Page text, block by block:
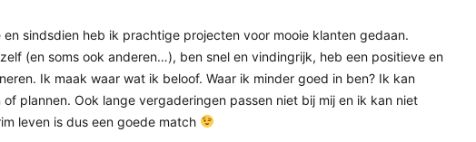
sindsdien heb ik prachtige projecten voor mooie klanten gedaan.
(en soms ook anderen…), ben snel en vindingrijk, heb een positieve en
Ik maak waar wat ik beloof. Waar ik minder goed in ben? Ik kan
plannen. Ook lange vergaderingen passen niet bij mij en ik kan niet
leven is dus een goede match